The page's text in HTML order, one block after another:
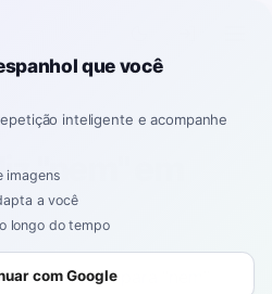
→ espanhol›nem
"nem" em
mais comum para
que você
inteligente e acompanhe
imagens
a você
longo do tempo
com Google